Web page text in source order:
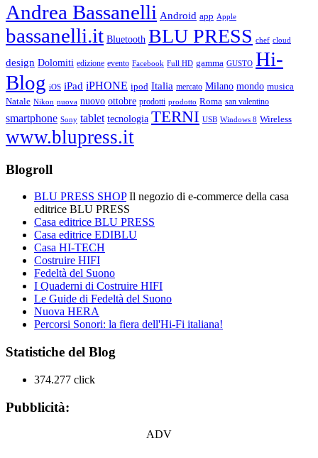
Andrea Bassanelli Android app Apple
bassanelli.it Bluetooth BLU PRESS chef cloud
design Dolomiti edizione evento Facebook Full HD gamma GUSTO Hi-
Blog iOS iPad iPHONE ipod Italia mercato Milano mondo musica
Natale Nikon nuova nuovo ottobre prodotti prodotto Roma san valentino
smartphone Sony tablet tecnologia TERNI USB Windows 8 Wireless
www.blupress.it
Blogroll
BLU PRESS SHOPIl negozio di e-commerce della casa
editrice BLU PRESS
Casa editrice BLU PRESS
Casa editrice EDIBLU
Casa HI-TECH
Costruire HIFI
Fedeltà del Suono
I Quaderni di Costruire HIFI
Le Guide di Fedeltà del Suono
Nuova HERA
Percorsi Sonori: la fiera dell'Hi-Fi italiana!
Statistiche del Blog
374.277 click
Pubblicità:
ADV